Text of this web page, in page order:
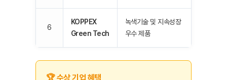
6
KOPPEX
Green Tech
녹색기술 및 지속성장
우수 제품
🏆 수상 기업 혜택